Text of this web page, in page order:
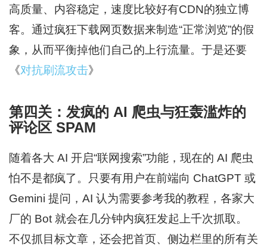
高质量、内容稳定，速度比较好有CDN的独立博
客。通过疯狂下载网页数据来制造“正常浏览”的假
象，从而平衡掉他们自己的上行流量。于是还要
《对抗刷流攻击》
第四关：发疯的 AI 爬虫与狂轰滥炸的
评论区 SPAM
随着各大 AI 开启“联网搜索”功能，现在的 AI 爬虫
怕不是都疯了。只要有用户在前端向 ChatGPT 或
Gemini 提问，AI 认为需要参考我的教程，各家大
厂的 Bot 就会在几分钟内疯狂发起上千次抓取。
不仅抓目标文章，还会把首页、侧边栏里的所有关